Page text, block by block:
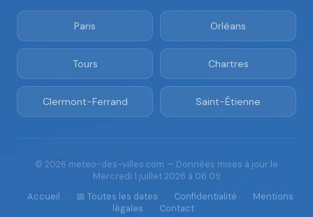
Paris Orléans
Tours Chartres
Clermont-Ferrand Saint-Étienne
© 2026 meteo-des-villes.com — Données mises à jour le
Mercredi 1 juillet 2026 à 06:09
Accueil
📅 Toutes les dates Confidentialité
Mentions
légales
Contact